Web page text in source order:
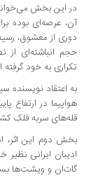
در این بخش
آن، عرصه‌ای بوده
دوری از معشوق،
حجم انباشته‌ای
تکراری به خود
به اعتقاد نویسنده
هواپیما در ارتفاع
قله‌های سربه فلک
بخش دوم این اثر،
ادیبان ایرانی
گات‌ان و ویشت‌ها